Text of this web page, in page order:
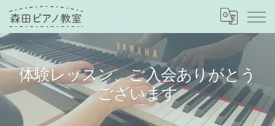
体験レッスン、ご入会ありがとう
ございます